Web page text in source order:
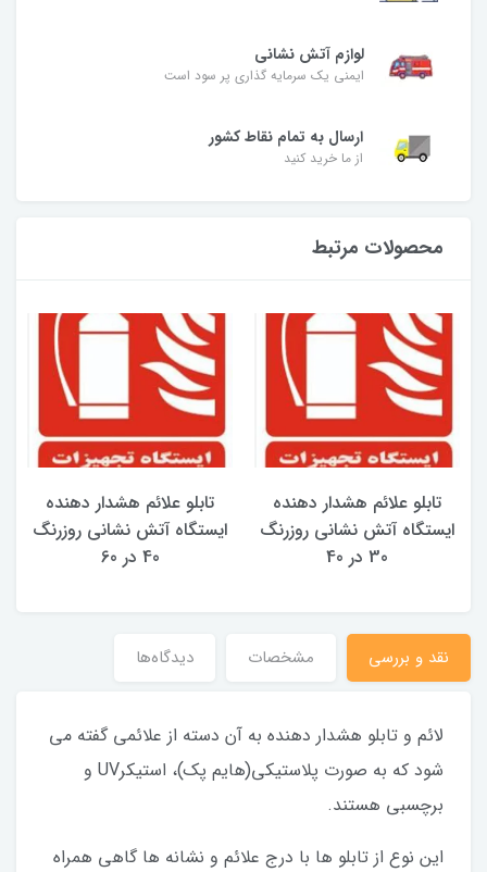
لوازم آتش نشانی
ایمنی یک سرمایه گذاری پر سود است
ارسال به تمام نقاط کشور
از ما خرید کنید
محصولات مرتبط
تابلو علائم هشدار دهنده
ایستگاه آتش نشانی روزرنگ
30 در 40
تابلو علائم هشدار دهنده
ایستگاه آتش نشانی روزرنگ
40 در 60
نقد و بررسی مشخصات دیدگاه‌ها
لائم و تابلو هشدار دهنده به آن دسته از علائمی گفته می
شود که به صورت پلاستیکی(هایم پک)، استیکرUV و
برچسبی هستند.
این نوع از تابلو ها با درج علائم و نشانه ها گاهی همراه